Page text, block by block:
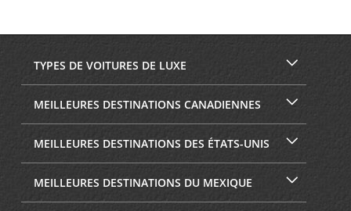
TYPES DE VOITURES DE LUXE
MEILLEURES DESTINATIONS CANADIENNES
MEILLEURES DESTINATIONS DES ÉTATS-UNIS
MEILLEURES DESTINATIONS DU MEXIQUE